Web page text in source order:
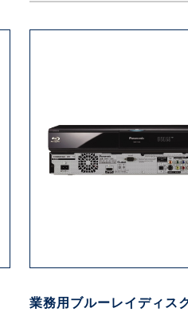
業務用ブルーレイディス